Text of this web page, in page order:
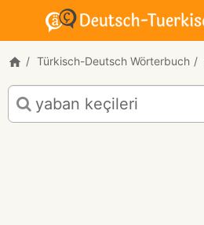
Türkisch-Deutsch Wörterbuch
Türkisch-
Deutsch
Übersetzung